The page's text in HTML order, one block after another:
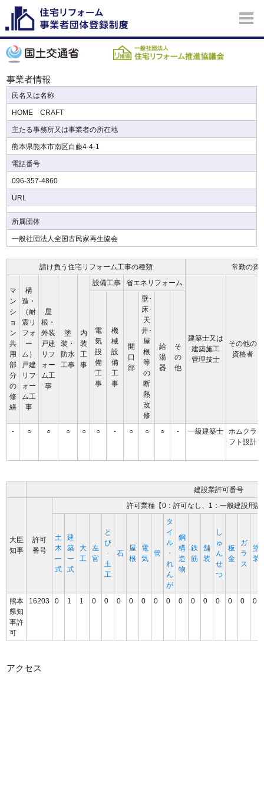
事業者情報
氏名又は名称
HOME CRAFT
主たる事務所又は事業者の所在地
熊本県熊本市南区白藤4-4-1
電話番号
096-357-4860
URL
所属団体
一般社団法人全国古民家再生協会
請け負う住宅リフォーム工事の種類 常勤の資
マ
ン
シ
ョ
ン
共
用
部
分
の
修
繕
構
造・
（耐
震リ
フォ
ー
ム）
戸建
リフ
ォー
ム工
事
屋
根・
外装
戸建
リフ
ォー
ム工
事
塗
装・
防水
工事
内
装
工
事
設備工事 省エネリフォーム
建築士又は
建築施工
管理技士
その他の
資格者
電
気
設
備
工
事
機
械
設
備
工
事
開
口
部
壁･
床･
天
井･
屋
根
等
の
断
熱
改
修
給
湯
器
そ
の
他
- ○ ○ ○ ○ ○ - ○ ○ ○ - 一級建築士
ホムクラ
フト設計
建設業許可番号
大臣
知事
許可
番号
許可業種【0：許可なし、1：一般建設用
土
木
一
式
建
築
一
式
大
工
左
官
と
び
･
土
工
石
屋
根
電
気
管
タ
イ
ル
･
れ
ん
が
鋼
構
造
物
鉄
筋
舗
装
し
ゅ
ん
せ
つ
板
金
ガ
ラ
ス
塗
装
熊本
県知
事許
可
16203 0 1 1 0 0 0 0 0 0 0 0 0 0 0 0 0 0
アクセス